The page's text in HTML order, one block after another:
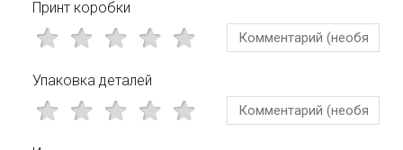
Принт коробки
Упаковка деталей